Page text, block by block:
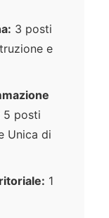
3 posti
e
5 posti
Unica di
1